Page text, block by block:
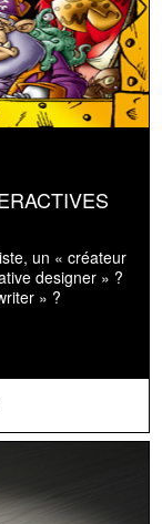
un « créateur
designer » ?
» ?